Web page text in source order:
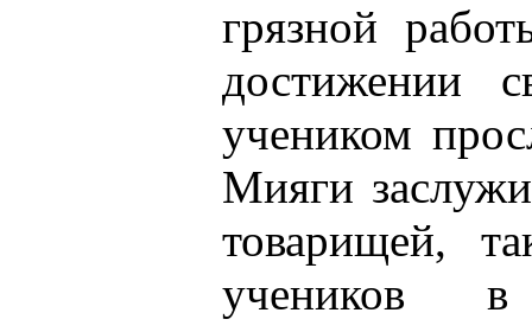
грязной
достижении
учеником
Мияги
товарищей,
учеников